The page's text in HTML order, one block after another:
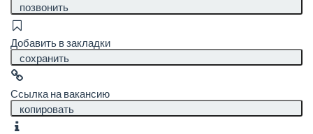
позвонить
Добавить в закладки
сохранить
Ссылка на вакансию
копировать